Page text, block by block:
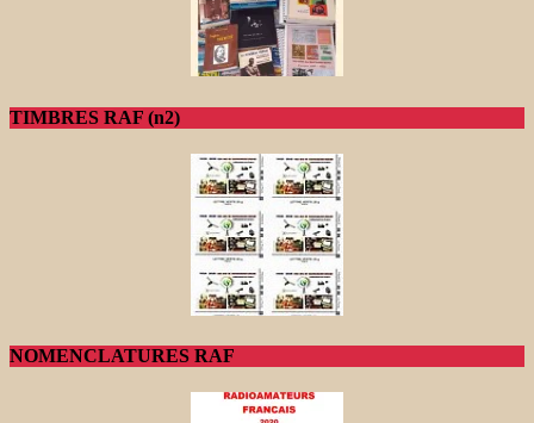
TIMBRES RAF (n2)
NOMENCLATURES RAF